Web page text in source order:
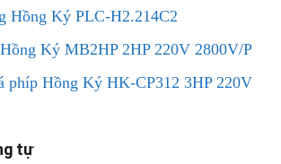
Hồng Ký PLC-H2.214C2
Ký MB2HP 2HP 220V 2800V/P
phíp Hồng Ký HK-CP312 3HP 220V
tự